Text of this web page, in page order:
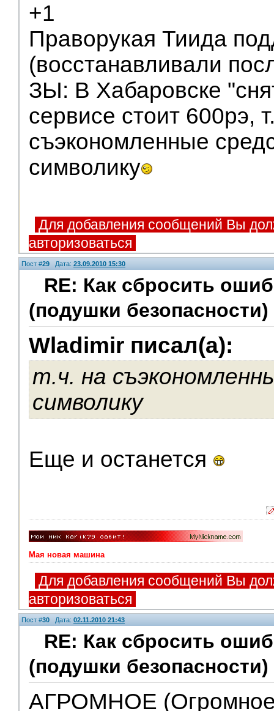
+1
Праворукая Тиида
(восстанавливали
ЗЫ: В Хабаровске
сервисе стоит 600рэ,
съэкономленные
символику
Для добавления сообщений Вы
авторизоваться
Пост #29 Дата: 23.09.2010 15:30
RE: Как сбросить
(подушки безопасности)
Wladimir писал(а):
т.ч. на
символику
Еще и останется
V.I.P.
Мая новая машина
Для добавления сообщений Вы
авторизоваться
Пост #30 Дата: 02.11.2010 21:43
RE: Как сбросить
(подушки безопасности)
АГРОМНОЕ